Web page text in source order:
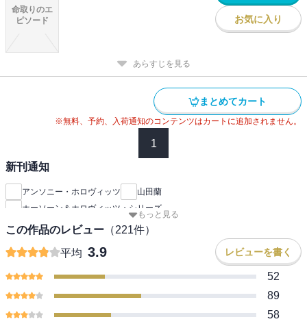
命取りのエ
ピソード
お気に入り
あらすじを見る
まとめてカート
※無料、予約、入荷通知のコンテンツはカートに追加されません。
1
新刊通知
アンソニー・ホロヴィッツ
山田蘭
ホーソーン＆ホロヴィッツ・シリーズ
もっと見る
この作品のレビュー （221件）
平均 3.9 レビューを書く
52
89
58